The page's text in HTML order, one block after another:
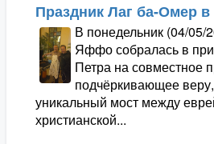
Праздник Лаг ба-Омер
В понедельник (04/05/
Яффо собралась в
Петра на совместное
подчёркивающее
уникальный мост между
христианской...